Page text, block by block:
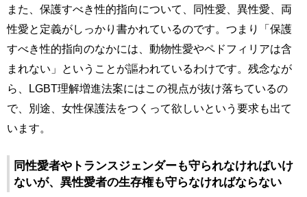
また、保護すべき性的指向について、同性愛、異性愛、両
性愛と定義がしっかり書かれているのです。つまり「保護
すべき性的指向のなかには、動物性愛やペドフィリアは含
まれない」ということが謳われているわけです。残念なが
ら、LGBT理解増進法案にはこの視点が抜け落ちているの
で、別途、女性保護法をつくって欲しいという要求も出て
います。
同性愛者やトランスジェンダーも守られなければいけ
ないが、異性愛者の生存権も守らなければならない